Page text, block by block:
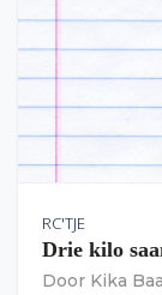
RC'TJE
Drie kilo
Door Kika